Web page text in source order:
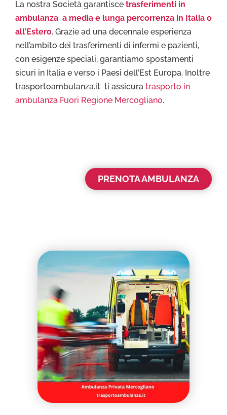
La nostra Società garantisce trasferimenti in
ambulanza a media e lunga percorrenza in Italia o
all’Estero. Grazie ad una decennale esperienza
nell’ambito dei trasferimenti di infermi e pazienti,
con esigenze speciali, garantiamo spostamenti
sicuri in Italia e verso i Paesi dell’Est Europa. Inoltre
trasportoambulanza.it ti assicura trasporto in
ambulanza Fuori Regione Mercogliano.
PRENOTA AMBULANZA